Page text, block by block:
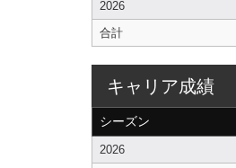
2026
合計
キャリア成績
シーズン
2026